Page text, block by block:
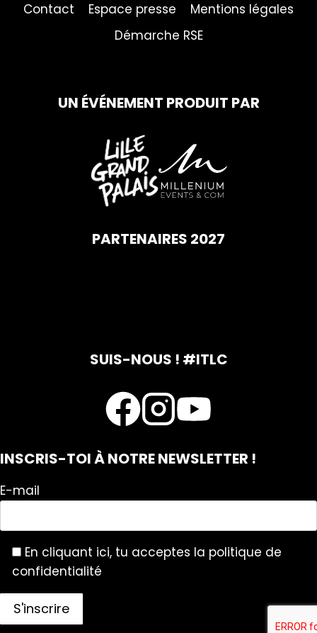
Contact
Espace presse
Mentions légales
Démarche RSE
UN ÉVÉNEMENT PRODUIT PAR
PARTENAIRES 2027
SUIS-NOUS ! #ITLC
INSCRIS-TOI À NOTRE NEWSLETTER !
E-mail
En cliquant ici, tu acceptes la politique de
confidentialité